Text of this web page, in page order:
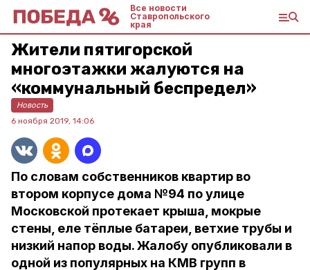
Все новости
Ставропольского
края
Жители пятигорской
многоэтажки жалуются на
«коммунальный беспредел»
Новость
6 ноября 2019, 14:06
По словам собственников квартир во
втором корпусе дома №94 по улице
Московской протекает крыша, мокрые
стены, еле тёплые батареи, ветхие трубы и
низкий напор воды. Жалобу опубликовали в
одной из популярных на КМВ групп в